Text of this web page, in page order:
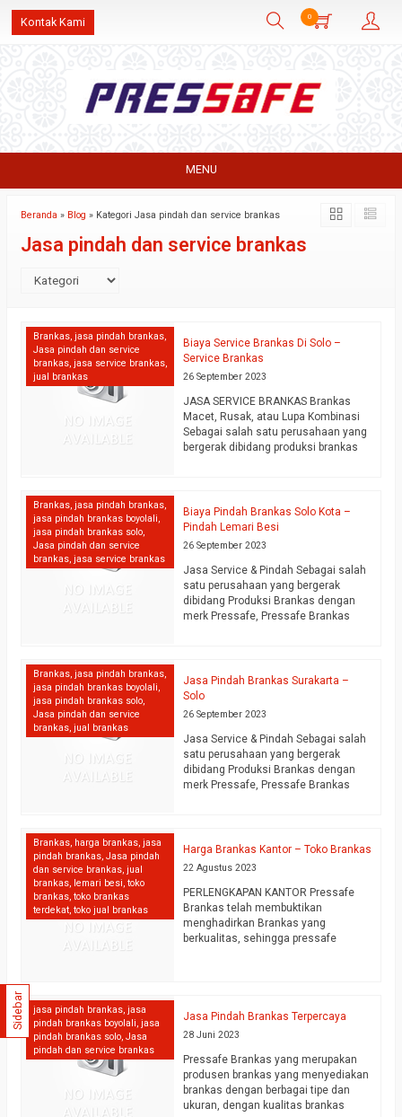
Kontak Kami 0
MENU
Beranda » Blog » Kategori Jasa pindah dan service brankas
Jasa pindah dan service brankas
Brankas, jasa pindah brankas,
Jasa pindah dan service
brankas, jasa service brankas,
jual brankas
Biaya Service Brankas Di Solo –
Service Brankas
26 September 2023
JASA SERVICE BRANKAS Brankas
Macet, Rusak, atau Lupa Kombinasi
Sebagai salah satu perusahaan yang
bergerak dibidang produksi brankas
perlindungan maksimal barang-
barang berharga terhadap bahaya
pencurian, kebakaran dan
pembongkaran secara paksa. Kami
siap menyediakan produk-produk
brankas berkualitas terbaik dengan
layanan yang terbaik. Karna itu…
selengkapnya
Brankas, jasa pindah brankas,
jasa pindah brankas boyolali,
jasa pindah brankas solo,
Jasa pindah dan service
brankas, jasa service brankas
Biaya Pindah Brankas Solo Kota –
Pindah Lemari Besi
26 September 2023
Jasa Service & Pindah Sebagai salah
satu perusahaan yang bergerak
dibidang Produksi Brankas dengan
merk Pressafe, Pressafe Brankas
terhadap bahaya pencurian,
kebakaran dan pembongkaran secara
paksa. Kami siap menyediakan
produk-produk brankas berkualitas
terbaik dengan layanan yang terbaik.
Karna itu kami juga menyediakan
jasa Service…selengkapnya
Brankas, jasa pindah brankas,
jasa pindah brankas boyolali,
jasa pindah brankas solo,
Jasa pindah dan service
brankas, jual brankas
Jasa Pindah Brankas Surakarta –
Solo
26 September 2023
Jasa Service & Pindah Sebagai salah
satu perusahaan yang bergerak
dibidang Produksi Brankas dengan
merk Pressafe, Pressafe Brankas
terhadap bahaya pencurian,
kebakaran dan pembongkaran secara
paksa. Kami siap menyediakan
produk-produk brankas berkualitas
terbaik dengan layanan yang terbaik.
Karna itu kami juga menyediakan
jasa Service…selengkapnya
Brankas, harga brankas, jasa
pindah brankas, Jasa pindah
dan service brankas, jual
brankas, lemari besi, toko
brankas, toko brankas
terdekat, toko jual brankas
Harga Brankas Kantor – Toko Brankas
22 Agustus 2023
PERLENGKAPAN KANTOR Pressafe
Brankas telah membuktikan
menghadirkan Brankas yang
berkualitas, sehingga pressafe
menjangkau ke seluruh wilayah di
Indonesia, Pressafe berani dan
besar lainnya yang sudah lebih dulu
berdiri. Untuk harga Pressafe Brankas
akan memberikan harga yang…
selengkapnya
jasa pindah brankas, jasa
pindah brankas boyolali, jasa
pindah brankas solo, Jasa
pindah dan service brankas
Jasa Pindah Brankas Terpercaya
28 Juni 2023
Pressafe Brankas yang merupakan
produsen brankas yang menyediakan
brankas dengan berbagai tipe dan
ukuran, dengan kualitas brankas
Sidebar